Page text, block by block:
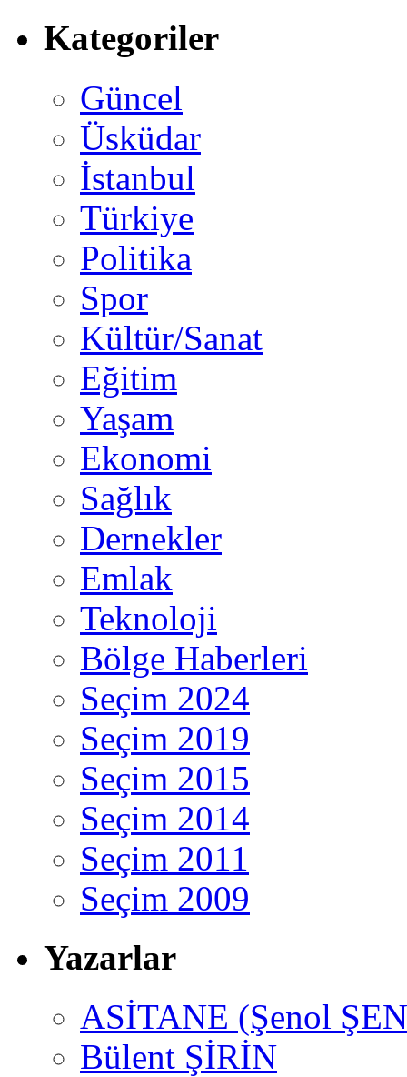
Kategoriler
Güncel
Üsküdar
İstanbul
Türkiye
Politika
Spor
Kültür/Sanat
Eğitim
Yaşam
Ekonomi
Sağlık
Dernekler
Emlak
Teknoloji
Bölge Haberleri
Seçim 2024
Seçim 2019
Seçim 2015
Seçim 2014
Seçim 2011
Seçim 2009
Yazarlar
ASİTANE (Şenol
Bülent ŞİRİN